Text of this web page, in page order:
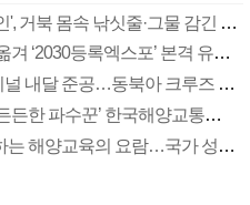
해수부 '청정바다 만들기 캠페인', 거북 몸속 낚싯줄·그물 감긴 고래…해양쓰레기에 바다가 병든다
부산광역시, 북항으로 개최지 옮겨 ‘2030등록엑스포’ 본격 유치 돌입
인천항만공사, 신국제여객터미널 내달 준공…동북아 크루즈 허브항 첫발
선박안전기술공단, ‘해양안전 든든한 파수꾼’ 한국해양교통안전공단으로 변신
한국해양대학교, 한국을 대표하는 해양교육의 요람…국가 성장동력 향해 힘찬 항해